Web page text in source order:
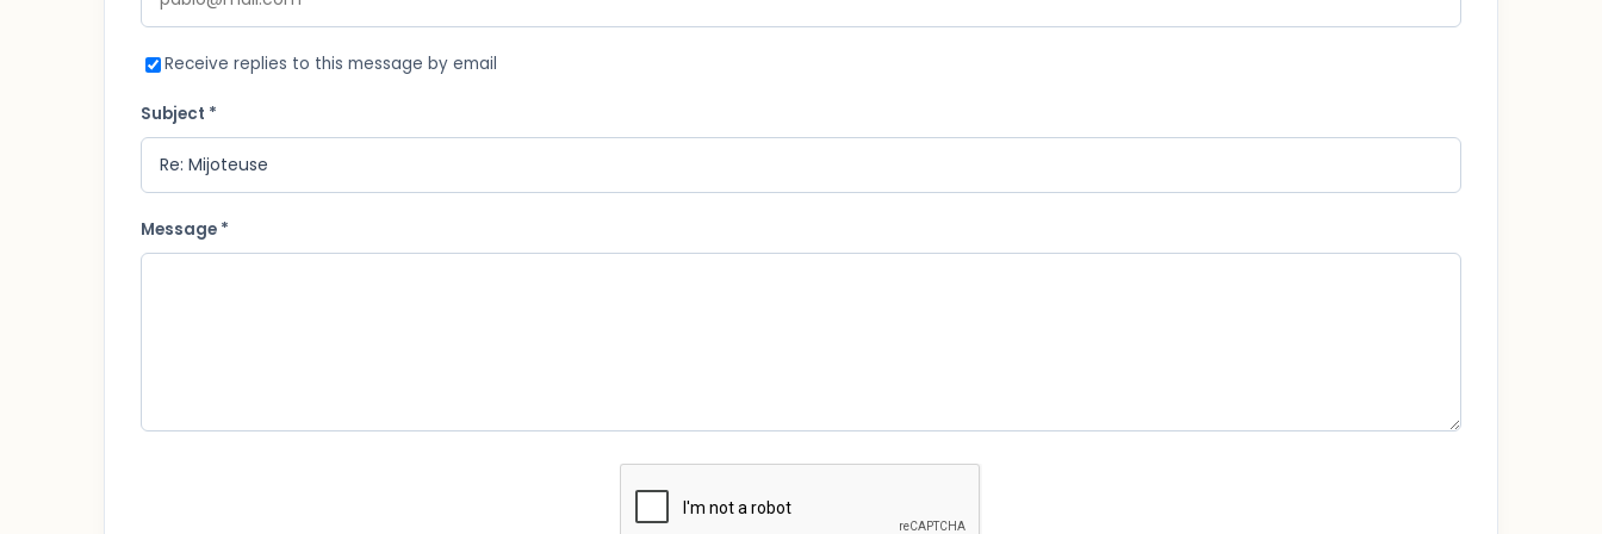
Receive replies to this message by email
Subject *
Message *